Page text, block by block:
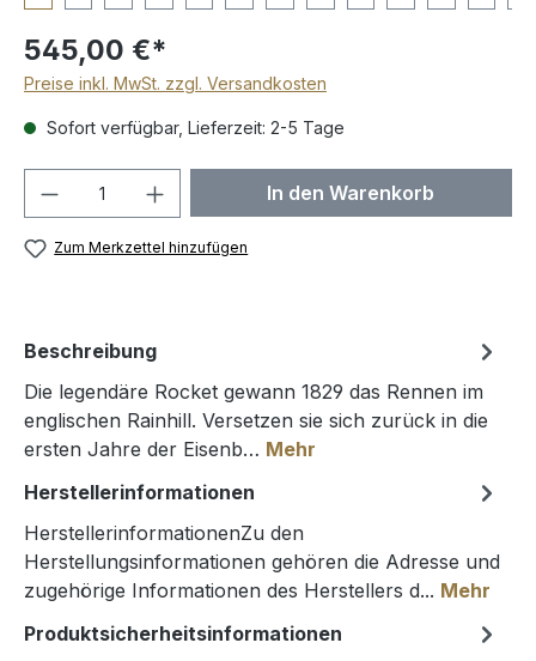
545,00 €*
Preise inkl. MwSt. zzgl. Versandkosten
Sofort verfügbar, Lieferzeit: 2-5 Tage
Produkt Anzahl: Gib denIn den Warenkorb
Zum Merkzettel hinzufügen
Beschreibung
Die legendäre Rocket gewann 1829 das Rennen im
englischen Rainhill. Versetzen sie sich zurück in die
ersten Jahre der Eisenb… Mehr
Herstellerinformationen
HerstellerinformationenZu den
Herstellungsinformationen gehören die Adresse und
zugehörige Informationen des Herstellers d... Mehr
Produktsicherheitsinformationen